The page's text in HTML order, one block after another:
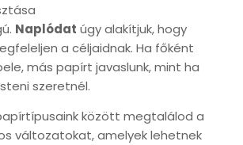
Naplódat úgy alakítjuk, hogy
a céljaidnak. Ha főként
más papírt javaslunk, mint ha
szeretnél.
között megtalálod a
változatokat, amelyek lehetnek